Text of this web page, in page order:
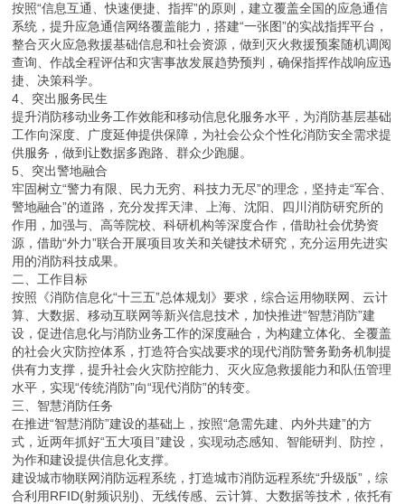
按照“信息互通、快速便捷、指挥”的原则，建立覆盖全国的应急通信
系统，提升应急通信网络覆盖能力，搭建“一张图”的实战指挥平台，
整合灭火应急救援基础信息和社会资源，做到灭火救援预案随机调阅
查询、作战全程评估和灾害事故发展趋势预判，确保指挥作战响应迅
捷、决策科学。
4、突出服务民生
提升消防移动业务工作效能和移动信息化服务水平，为消防基层基础
工作向深度、广度延伸提供保障，为社会公众个性化消防安全需求提
供服务，做到让数据多跑路、群众少跑腿。
5、突出警地融合
牢固树立“警力有限、民力无穷、科技力无尽”的理念，坚持走“军合、
警地融合”的道路，充分发挥天津、上海、沈阳、四川消防研究所的
作用，加强与、高等院校、科研机构等深度合作，借助社会优势资
源，借助“外力”联合开展项目攻关和关键技术研究，充分运用先进实
用的消防科技成果。
二、工作目标
按照《消防信息化“十三五”总体规划》要求，综合运用物联网、云计
算、大数据、移动互联网等新兴信息技术，加快推进“智慧消防”建
设，促进信息化与消防业务工作的深度融合，为构建立体化、全覆盖
的社会火灾防控体系，打造符合实战要求的现代消防警务勤务机制提
供有力支撑，提升社会火灾防控能力、灭火应急救援能力和队伍管理
水平，实现“传统消防”向“现代消防”的转变。
三、智慧消防任务
在推进“智慧消防”建设的基础上，按照“急需先建、内外共建”的方
式，近两年抓好“五大项目”建设，实现动态感知、智能研判、防控，
为作和建设提供信息化支撑。
建设城市物联网消防远程系统，打造城市消防远程系统“升级版”，综
合利用RFID(射频识别)、无线传感、云计算、大数据等技术，依托有